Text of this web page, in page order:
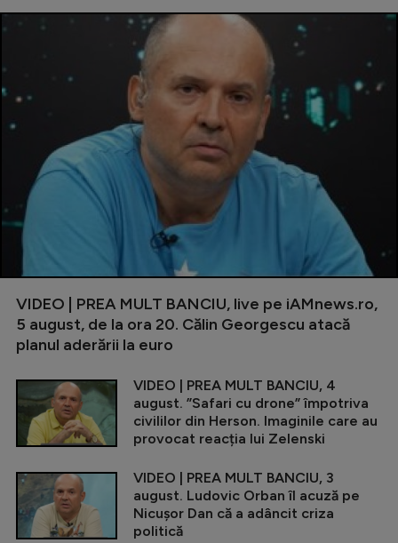
VIDEO | PREA MULT BANCIU, live pe iAMnews.ro,
5 august, de la ora 20. Călin Georgescu atacă
planul aderării la euro
VIDEO | PREA MULT BANCIU, 4
august. ”Safari cu drone” împotriva
civililor din Herson. Imaginile care au
provocat reacția lui Zelenski
VIDEO | PREA MULT BANCIU, 3
august. Ludovic Orban îl acuză pe
Nicușor Dan că a adâncit criza
politică